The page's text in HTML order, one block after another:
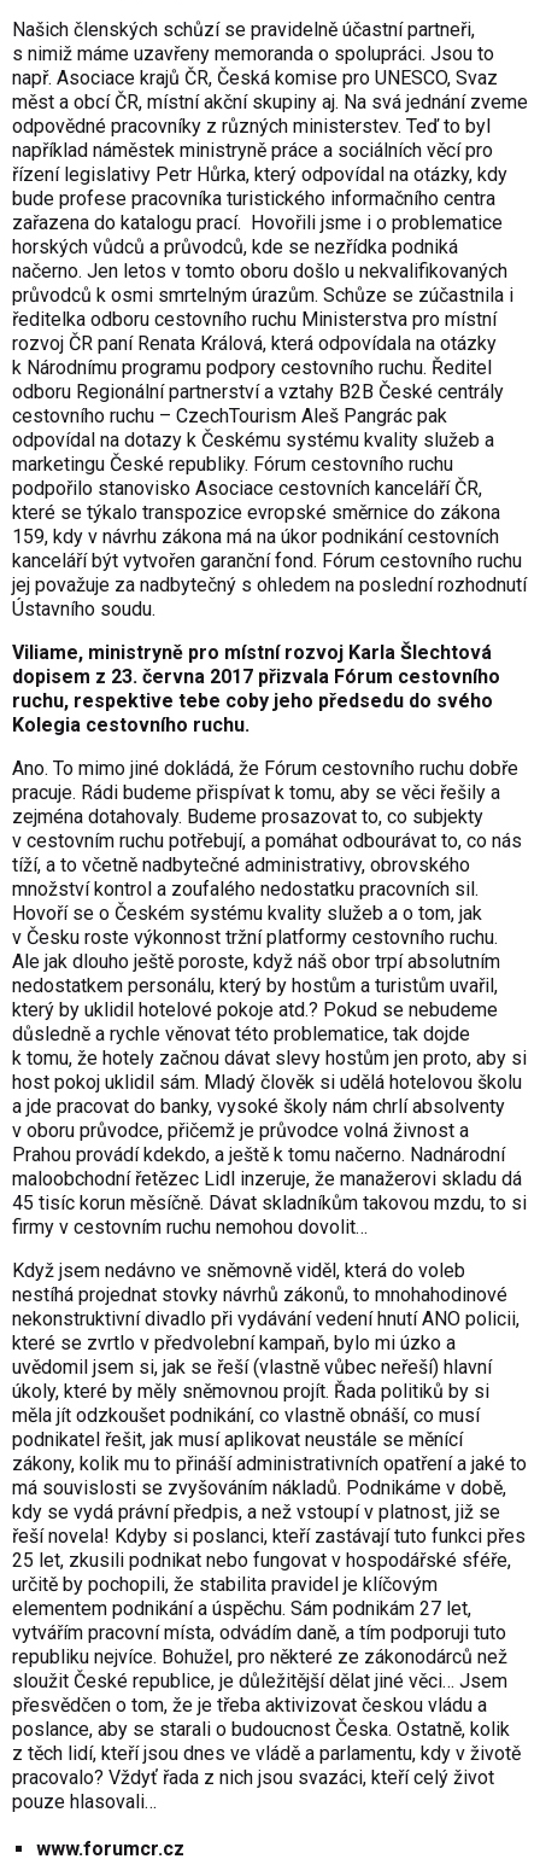
Našich členských schůzí se pravidelně účastní partneři,
s nimiž máme uzavřeny memoranda o spolupráci. Jsou to
např. Asociace krajů ČR, Česká komise pro UNESCO, Svaz
měst a obcí ČR, místní akční skupiny aj. Na svá jednání zveme
odpovědné pracovníky z různých ministerstev. Teď to byl
například náměstek ministryně práce a sociálních věcí pro
řízení legislativy Petr Hůrka, který odpovídal na otázky, kdy
bude profese pracovníka turistického informačního centra
zařazena do katalogu prací. Hovořili jsme i o problematice
horských vůdců a průvodců, kde se nezřídka podniká
načerno. Jen letos v tomto oboru došlo u nekvalifikovaných
průvodců k osmi smrtelným úrazům. Schůze se zúčastnila i
ředitelka odboru cestovního ruchu Ministerstva pro místní
rozvoj ČR paní Renata Králová, která odpovídala na otázky
k Národnímu programu podpory cestovního ruchu. Ředitel
odboru Regionální partnerství a vztahy B2B České centrály
cestovního ruchu – CzechTourism Aleš Pangrác pak
odpovídal na dotazy k Českému systému kvality služeb a
marketingu České republiky. Fórum cestovního ruchu
podpořilo stanovisko Asociace cestovních kanceláří ČR,
které se týkalo transpozice evropské směrnice do zákona
159, kdy v návrhu zákona má na úkor podnikání cestovních
kanceláří být vytvořen garanční fond. Fórum cestovního ruchu
jej považuje za nadbytečný s ohledem na poslední rozhodnutí
Ústavního soudu.
Viliame, ministryně pro místní rozvoj Karla Šlechtová
dopisem z 23. června 2017 přizvala Fórum cestovního
ruchu, respektive tebe coby jeho předsedu do svého
Kolegia cestovního ruchu.
Ano. To mimo jiné dokládá, že Fórum cestovního ruchu dobře
pracuje. Rádi budeme přispívat k tomu, aby se věci řešily a
zejména dotahovaly. Budeme prosazovat to, co subjekty
v cestovním ruchu potřebují, a pomáhat odbourávat to, co nás
tíží, a to včetně nadbytečné administrativy, obrovského
množství kontrol a zoufalého nedostatku pracovních sil.
Hovoří se o Českém systému kvality služeb a o tom, jak
v Česku roste výkonnost tržní platformy cestovního ruchu.
Ale jak dlouho ještě poroste, když náš obor trpí absolutním
nedostatkem personálu, který by hostům a turistům uvařil,
který by uklidil hotelové pokoje atd.? Pokud se nebudeme
důsledně a rychle věnovat této problematice, tak dojde
k tomu, že hotely začnou dávat slevy hostům jen proto, aby si
host pokoj uklidil sám. Mladý člověk si udělá hotelovou školu
a jde pracovat do banky, vysoké školy nám chrlí absolventy
v oboru průvodce, přičemž je průvodce volná živnost a
Prahou provádí kdekdo, a ještě k tomu načerno. Nadnárodní
maloobchodní řetězec Lidl inzeruje, že manažerovi skladu dá
45 tisíc korun měsíčně. Dávat skladníkům takovou mzdu, to si
firmy v cestovním ruchu nemohou dovolit…
Když jsem nedávno ve sněmovně viděl, která do voleb
nestíhá projednat stovky návrhů zákonů, to mnohahodinové
nekonstruktivní divadlo při vydávání vedení hnutí ANO policii,
které se zvrtlo v předvolební kampaň, bylo mi úzko a
uvědomil jsem si, jak se řeší (vlastně vůbec neřeší) hlavní
úkoly, které by měly sněmovnou projít. Řada politiků by si
měla jít odzkoušet podnikání, co vlastně obnáší, co musí
podnikatel řešit, jak musí aplikovat neustále se měnící
zákony, kolik mu to přináší administrativních opatření a jaké to
má souvislosti se zvyšováním nákladů. Podnikáme v době,
kdy se vydá právní předpis, a než vstoupí v platnost, již se
řeší novela! Kdyby si poslanci, kteří zastávají tuto funkci přes
25 let, zkusili podnikat nebo fungovat v hospodářské sféře,
určitě by pochopili, že stabilita pravidel je klíčovým
elementem podnikání a úspěchu. Sám podnikám 27 let,
vytvářím pracovní místa, odvádím daně, a tím podporuji tuto
republiku nejvíce. Bohužel, pro některé ze zákonodárců než
sloužit České republice, je důležitější dělat jiné věci… Jsem
přesvědčen o tom, že je třeba aktivizovat českou vládu a
poslance, aby se starali o budoucnost Česka. Ostatně, kolik
z těch lidí, kteří jsou dnes ve vládě a parlamentu, kdy v životě
pracovalo? Vždyť řada z nich jsou svazáci, kteří celý život
pouze hlasovali…
www.forumcr.cz